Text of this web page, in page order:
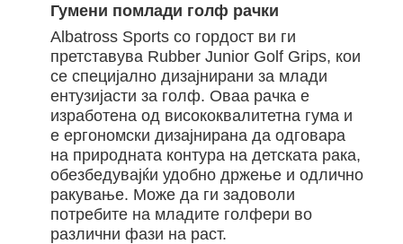
Гумени помлади голф рачки
Albatross Sports со гордост ви ги
претставува Rubber Junior Golf Grips, кои
се специјално дизајнирани за млади
ентузијасти за голф. Оваа рачка е
изработена од висококвалитетна гума и
е ергономски дизајнирана да одговара
на природната контура на детската рака,
обезбедувајќи удобно држење и одлично
ракување. Може да ги задоволи
потребите на младите голфери во
различни фази на раст.